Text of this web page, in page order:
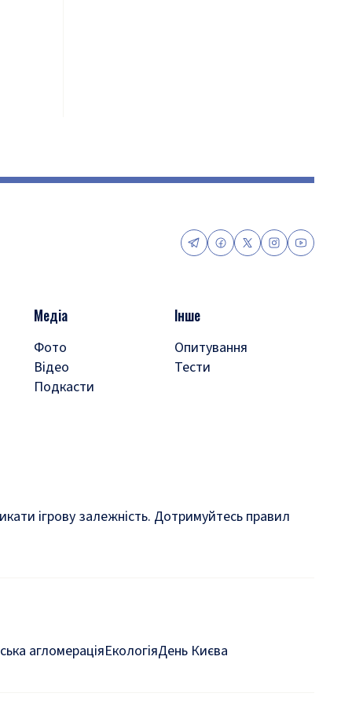
Медіа
Фото
Відео
Подкасти
Інше
Опитування
Тести
ігрову залежність. Дотримуйтесь правил
агломераціяЕкологіяДень Києва